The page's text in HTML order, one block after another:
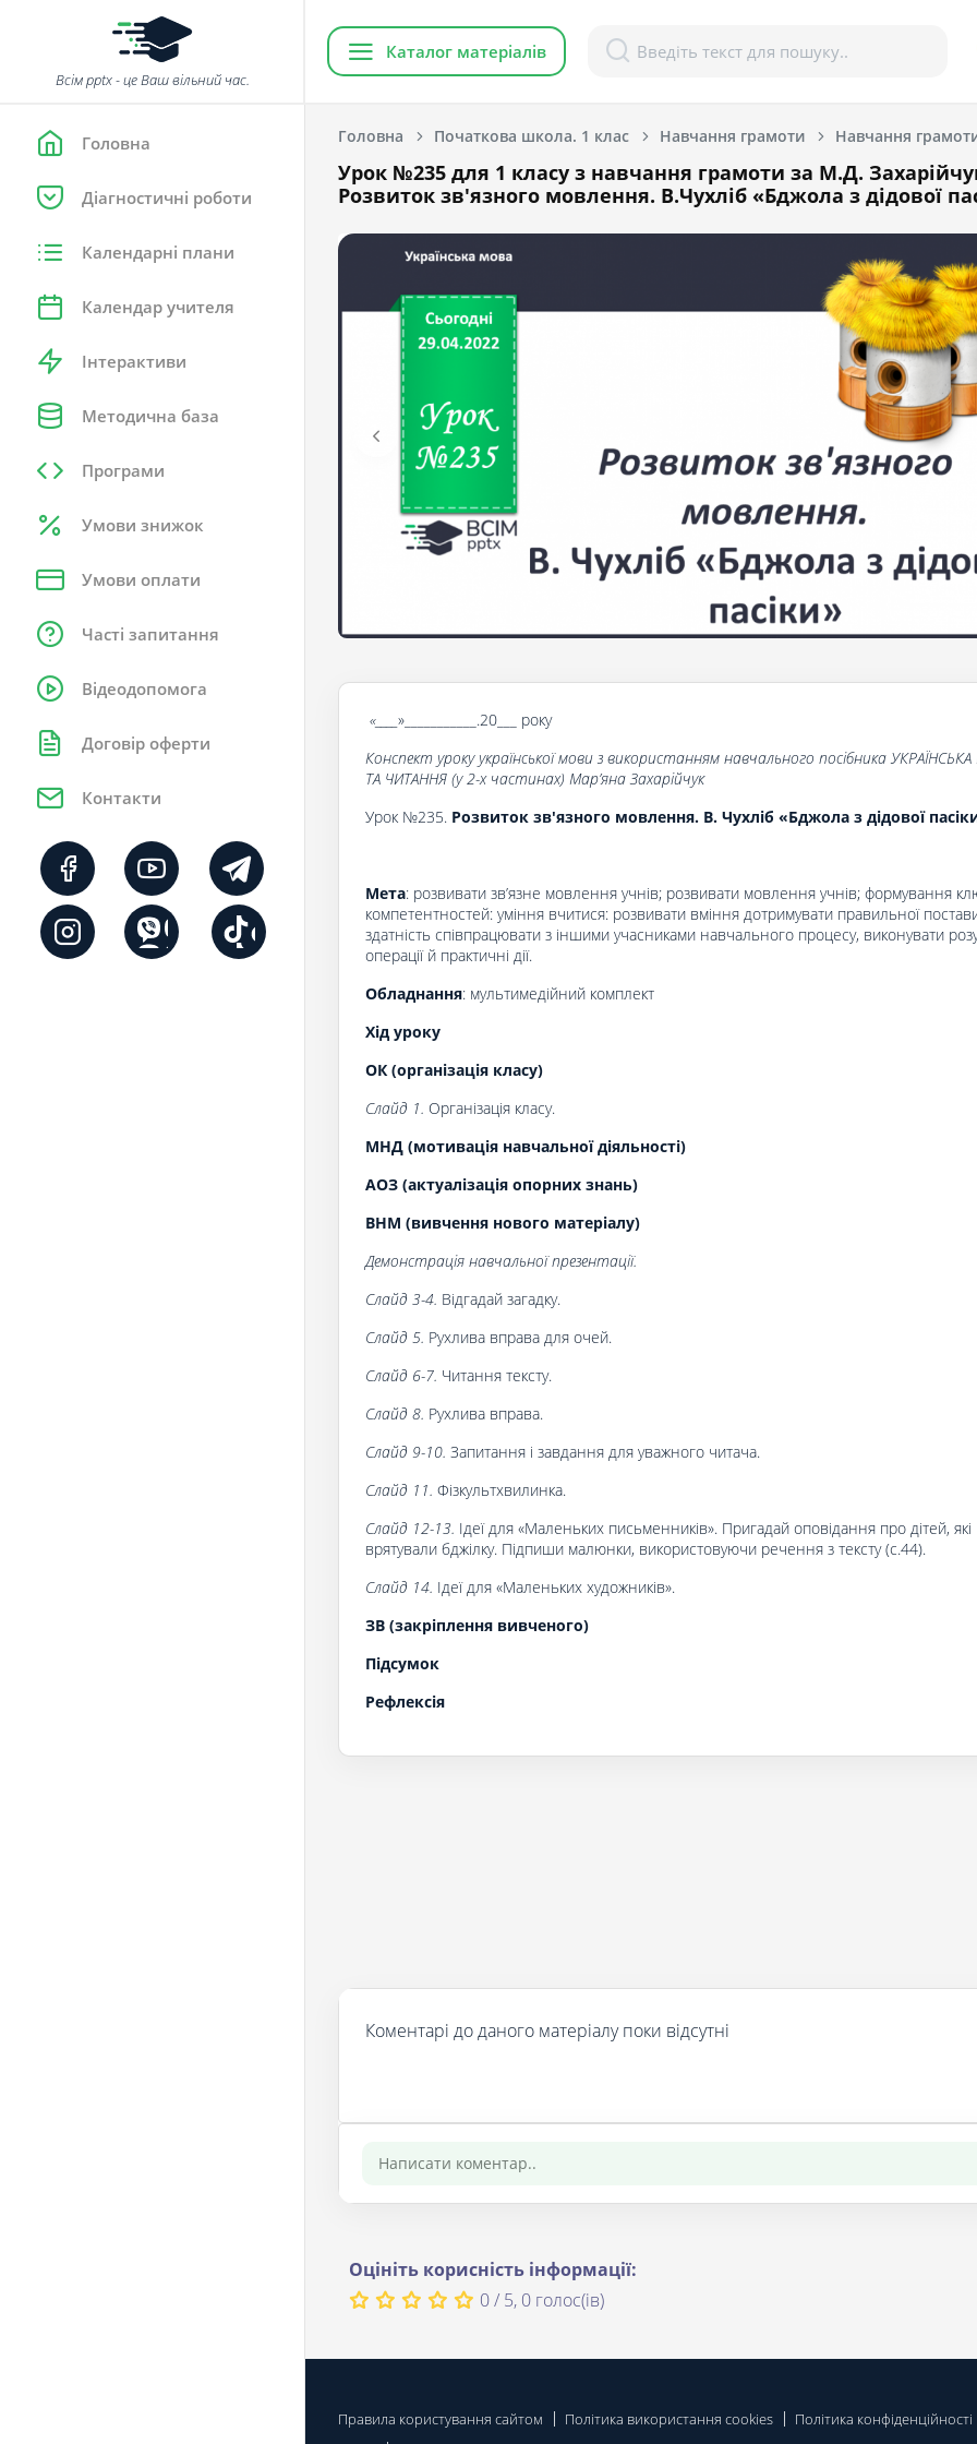
Всім pptx - це Ваш вільний час.
Головна
Діагностичні роботи
Календарні плани
Календар учителя
Інтерактиви
Методична база
Програми
Умови знижок
Умови оплати
Часті запитання
Відеодопомога
Договір оферти
Контакти
Каталог матеріалів
Головна Початкова школа. 1 клас Навчання грамоти
Урок №235 для 1 класу з навчання грамоти за М.Д.
Розвиток зв'язного мовлення. В.Чухліб «Бджола з дідової
«____ »___________.20___ року
Конспект уроку української мови з використанням навчального посібника
ТА ЧИТАННЯ (у 2-х частинах) Мар’яна Захарійчук
Урок №235. Розвиток зв'язного мовлення. В. Чухліб «Бджола з дідової
Мета: розвивати зв’язне мовлення учнів; розвивати мовлення учнів; формування
компетентностей: уміння вчитися: розвивати вміння дотримувати правильної
здатність співпрацювати з іншими учасниками навчального процесу, виконувати
операції й практичні дії.
Обладнання: мультимедійний комплект
Хід уроку
ОК (організація класу)
Слайд 1. Організація класу.
МНД (мотивація навчальної діяльності)
АОЗ (актуалізація опорних знань)
ВНМ (вивчення нового матеріалу)
Демонстрація навчальної презентації.
Слайд 3-4. Відгадай загадку.
Слайд 5. Рухлива вправа для очей.
Слайд 6-7. Читання тексту.
Слайд 8. Рухлива вправа.
Слайд 9-10. Запитання і завдання для уважного читача.
Слайд 11. Фізкультхвилинка.
Слайд 12-13. Ідеї для «Маленьких письменників». Пригадай оповідання про дітей, які
врятували бджілку. Підпиши малюнки, використовуючи речення з тексту (с.44).
Слайд 14. Ідеї для «Маленьких художників».
ЗВ (закріплення вивченого)
Підсумок
Рефлексія
Коментарі до даного матеріалу поки відсутні
Оцініть корисність інформації:
0 / 5, 0 голос(ів)
Правила користування сайтом Політика використання cookies Політика конфіденційності